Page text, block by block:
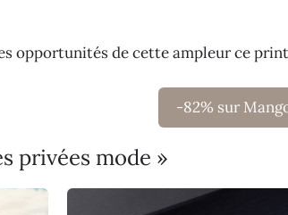
opportunités de cette ampleur ce
-82% sur
privées mode »